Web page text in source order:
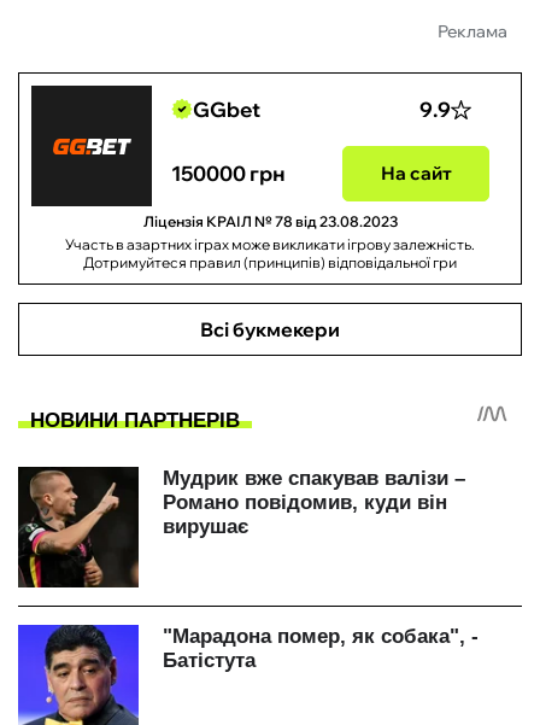
Реклама
GGbet 9.9
150000 грн На сайт
Ліцензія КРАІЛ № 78 від 23.08.2023
Участь в азартних іграх може викликати ігрову залежність.
Дотримуйтеся правил (принципів) відповідальної гри
Всі букмекери